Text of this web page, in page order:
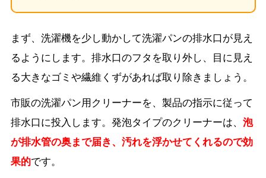
まず、洗濯機を少し動かして洗濯パンの排水口が見え
るようにします。排水口のフタを取り外し、目に見え
る大きなゴミや繊維くずがあれば取り除きましょう。
市販の洗濯パン用クリーナーを、製品の指示に従って
排水口に投入します。発泡タイプのクリーナーは、 泡
が排水管の奥まで届き、汚れを浮かせてくれるので効
果的です。